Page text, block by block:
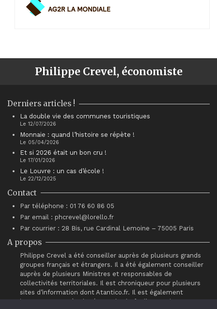
Philippe Crevel, économiste
Derniers articles !
La double vie des communes touristiques
Le 12/07/2026
Monnaie : quand l’histoire se répète !
Le 05/04/2026
Et si 2026 était un bon cru !
Le 17/01/2026
Le Louvre : un cas d’école !
Le 22/12/2025
Contact
Par téléphone : 01 76 60 86 05
Par email : phcrevel@lorello.fr
Par courrier : 28 Bis, rue Cardinal Lemoine – 75005 Paris
A propos
Philippe Crevel a été conseiller auprès de plusieurs grands
groupes français et étrangers. Il a été également conseiller
auprès de plusieurs Ministres et responsables de
collectivités territoriales. Il est chroniqueur pour plusieurs
sites d’information dont Atantico.fr. Il est également
intervenant auprès du réseau de chefs d’entreprises